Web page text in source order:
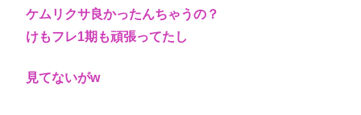
ケムリクサ良かったんちゃうの？
けもフレ1期も頑張ってたし
見てないがw